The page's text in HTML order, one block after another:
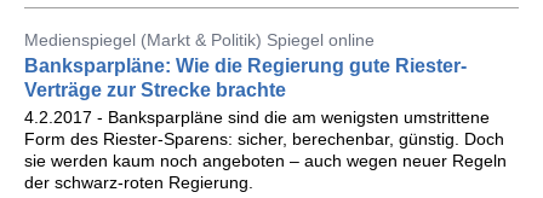
Medienspiegel (Markt & Politik) Spiegel online
Banksparpläne: Wie die Regierung gute Riester-
Verträge zur Strecke brachte
4.2.2017 - Banksparpläne sind die am wenigsten umstrittene
Form des Riester-Sparens: sicher, berechenbar, günstig. Doch
sie werden kaum noch angeboten – auch wegen neuer Regeln
der schwarz-roten Regierung.